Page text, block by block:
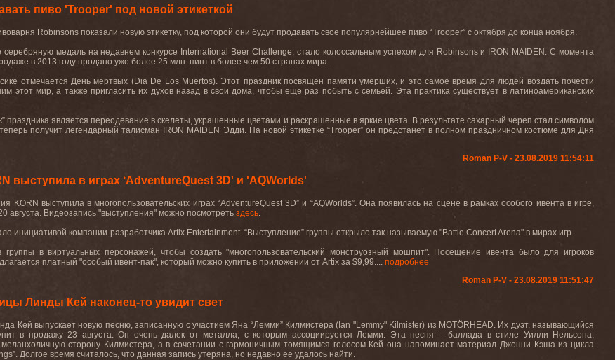
пиво 'Trooper' под новой этикеткой
Robinsons показали новую этикетку, под которой они будут продавать свое популярнейшее пиво “Trooper” с октября до конца ноября.
серебряную медаль на недавнем конкурсе International Beer Challenge, стало колоссальным успехом для Robinsons и IRON MAIDEN . С момента
в 2013 году продано уже более 25 млн. пинт в более чем 50 странах мира.
отмечается День мертвых (Dia De Los Muertos). Этот праздник посвящен памяти умерших, и это самое время для людей воздать почести
этот мир, а также пригласить их духов назад в свои дома, чтобы еще раз побыть с семьей. Эта практика существует в латиноамериканских
является переодевание в скелеты, украшенные цветами и раскрашенные в яркие цвета. В результате сахарный череп стал символом
получит легендарный талисман
IRON MAIDEN Эдди. На новой этикетке “Trooper” он предстанет в полном праздничном костюме для Дня
Roman P-V - 23.08.2019 11:54:11
выступила в играх ‘AdventureQuest 3D' и 'AQWorlds'
KORN выступила в многопользовательских играх “AdventureQuest3 D” и “AQWorlds”. Она появилась на сцене в рамках особого ивента в игре,
августа. Видеозапись "выступления" можно посмотреть здесь.
инициативой компании-разработчика Artix Entertainment. “Выступление” группы открыло так называемую "Battle ConcertArena" в мирах игр.
группы в виртуальных персонажей, чтобы создать "многопользовательский монструозный мошпит". Посещение ивента было для игроков
платный "особый ивент-пак", который можно купить в приложении от Artix за $9,99.... подробнее
Roman P-V - 23.08.2019 11:51:47
Линды Кей наконец-то увидит свет
Кей выпускает новую песню, записанную с участием Яна “Лемми” Килмистера ( Ian "Lemmy" Kilmister) из MOTÖRHEAD. Их дуэт, называющийся
в продажу 23 августа. Он очень далек от металла, с которым ассоциируется Лемми. Эта песня – баллада в стиле Уилли Нельсона,
сторону Килмистера, а в сочетании с гармоничным томящимся голосом Кей она напоминает материал Джонни Кэша из цикла
”. Долгое время считалось, что данная запись утеряна, но недавно ее удалось найти.